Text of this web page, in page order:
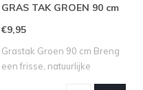
GRAS TAK GROEN 90 cm
€9,95
Grastak Groen 90 cm Breng
een frisse, natuurlijke